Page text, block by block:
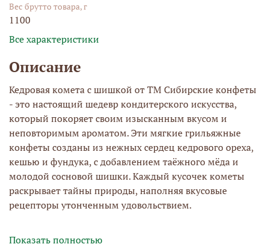
Вес брутто товара, г
1100
Все характеристики
Описание
Кедровая комета с шишкой от ТМ Сибирские конфеты
- это настоящий шедевр кондитерского искусства,
который покоряет своим изысканным вкусом и
неповторимым ароматом. Эти мягкие грильяжные
конфеты созданы из нежных сердец кедрового ореха,
кешью и фундука, с добавлением таёжного мёда и
молодой сосновой шишки. Каждый кусочек кометы
раскрывает тайны природы, наполняя вкусовые
рецепторы утонченным удовольствием.
Показать полностью